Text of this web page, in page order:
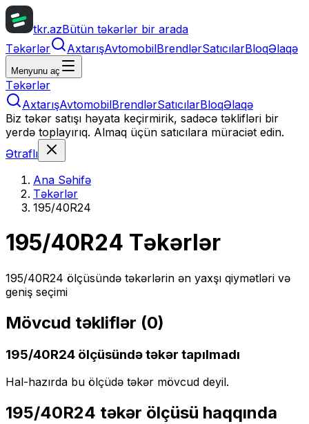
tkr.azBütün təkərlər bir arada
Təkərlər
AxtarışAvtomobilBrendlərSatıcılarBloqƏlaqə
Menyunu aç
Təkərlər
AxtarışAvtomobilBrendlərSatıcılarBloqƏlaqə
Biz təkər satışı həyata keçirmirik, sadəcə təklifləri bir
yerdə toplayırıq. Almaq üçün satıcılara müraciət edin.
Ətraflı
Ana Səhifə
Təkərlər
195/40R24
195/40R24 Təkərlər
195/40R24 ölçüsündə təkərlərin ən yaxşı qiymətləri və
geniş seçimi
Mövcud təkliflər (0)
195/40R24 ölçüsündə təkər tapılmadı
Hal-hazırda bu ölçüdə təkər mövcud deyil.
195/40R24 təkər ölçüsü haqqında